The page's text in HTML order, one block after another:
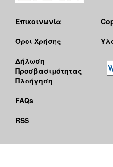
Επικοινωνία
Όροι Χρήσης
Δήλωση
Προσβασιμότητας
Πλοήγηση
FAQs
RSS